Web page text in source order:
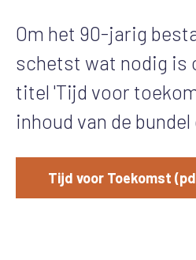
Om het 90-jarig
schetst wat nodig is
titel 'Tijd voor
inhoud van de
Tijd voor Toekomst